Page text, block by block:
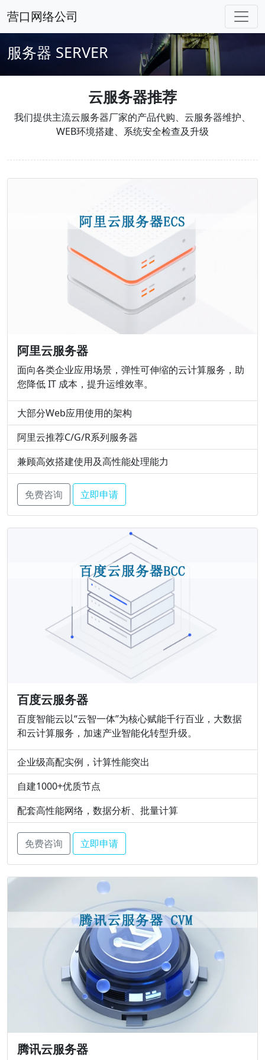
营口网络公司
服务器 SERVER
云服务器推荐
我们提供主流云服务器厂家的产品代购、云服务器维护、
WEB环境搭建、系统安全检查及升级
阿里云服务器
面向各类企业应用场景，弹性可伸缩的云计算服务，助
您降低 IT 成本，提升运维效率。
大部分Web应用使用的架构
阿里云推荐C/G/R系列服务器
兼顾高效搭建使用及高性能处理能力
免费咨询 立即申请
百度云服务器
百度智能云以“云智一体”为核心赋能千行百业，大数据
和云计算服务，加速产业智能化转型升级。
企业级高配实例，计算性能突出
自建1000+优质节点
配套高性能网络，数据分析、批量计算
免费咨询 立即申请
腾讯云服务器